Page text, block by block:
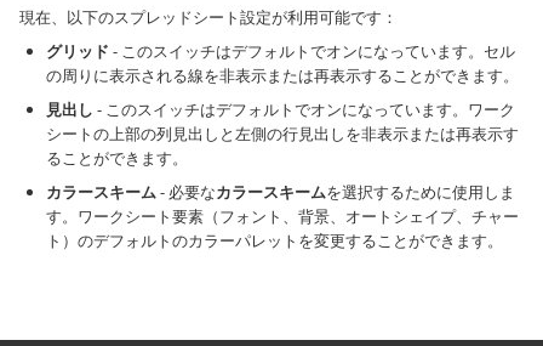
現在、以下のスプレッドシート設定が利用可能です：
グリッド - このスイッチはデフォルトでオンになっています。セル
の周りに表示される線を非表示または再表示することができます。
見出し - このスイッチはデフォルトでオンになっています。ワーク
シートの上部の列見出しと左側の行見出しを非表示または再表示す
ることができます。
カラースキーム- 必要なカラースキームを選択するために使用しま
す。ワークシート要素（フォント、背景、オートシェイプ、チャー
ト）のデフォルトのカラーパレットを変更することができます。